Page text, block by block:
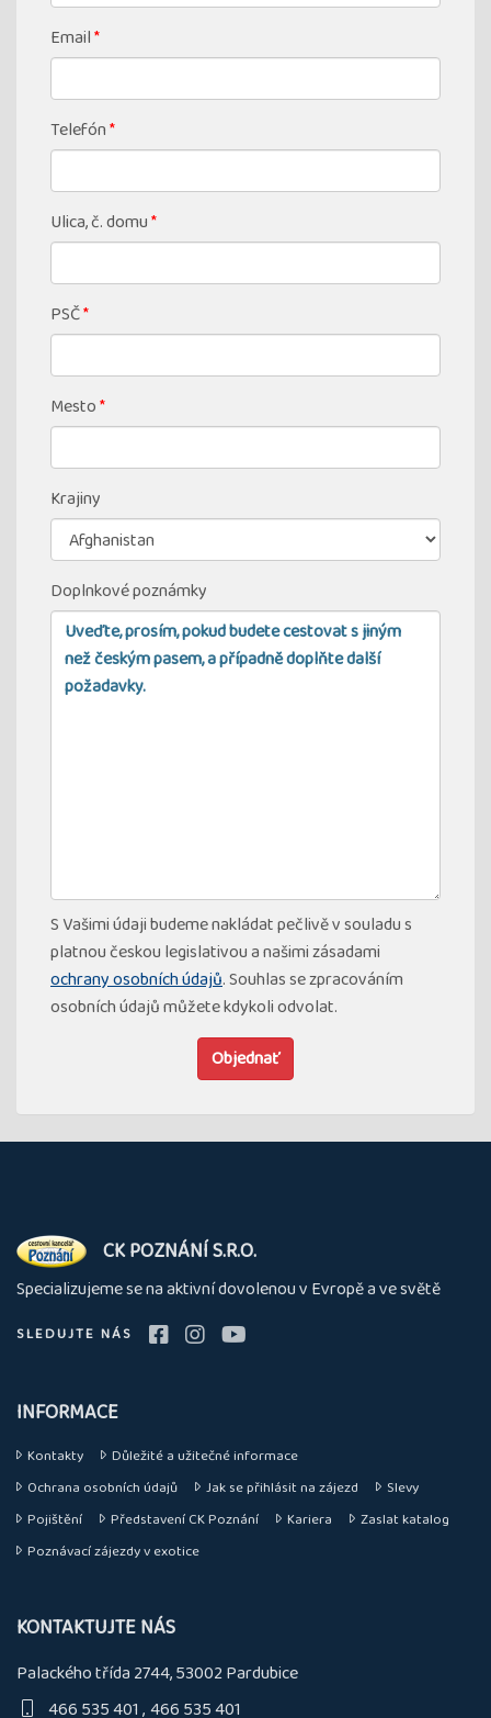
Email*
Telefón*
Ulica, č. domu*
PSČ*
Mesto*
Krajiny
Doplnkové poznámky
S Vašimi údaji budeme nakládat pečlivě v souladu s
platnou českou legislativou a našimi zásadami
ochrany osobních údajů. Souhlas se zpracováním
osobních údajů můžete kdykoli odvolat.
Objednať
O
nás
CK POZNÁNÍ S.R.O.
Specializujeme se na aktivní dovolenou v Evropě a ve světě
SLEDUJTE NÁS
INFORMACE
Kontakty
Důležité a užitečné informace
Ochrana osobních údajů
Jak se přihlásit na zájezd
Slevy
Pojištění
Představení CK Poznání Kariera
Zaslat katalog
Poznávací zájezdy v exotice
KONTAKTUJTE NÁS
Palackého třída 2744, 53002 Pardubice
466 535 401 466 535 401